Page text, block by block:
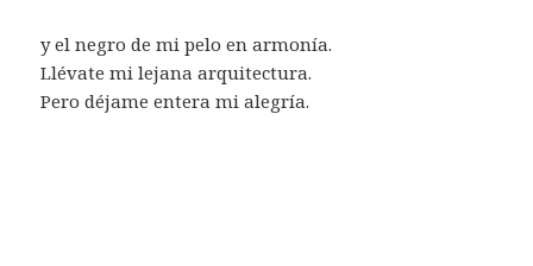
y el negro de mi pelo en armonía.
Llévate mi lejana arquitectura.
Pero déjame entera mi alegría.